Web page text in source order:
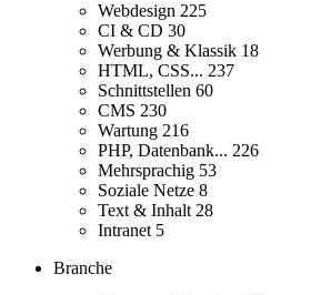
Webdesign 225
CI & CD 30
Werbung & Klassik 18
HTML, CSS... 237
Schnittstellen 60
CMS 230
Wartung 216
PHP, Datenbank... 226
Mehrsprachig 53
Soziale Netze 8
Text & Inhalt 28
Intranet 5
Branche